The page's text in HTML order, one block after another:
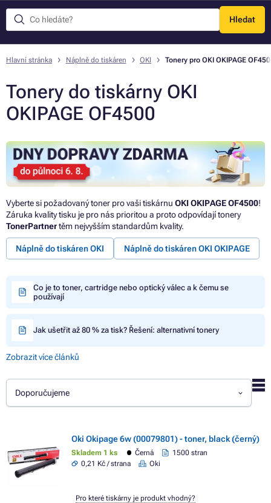
Hledat
Menu
Hlavní stránka Náplně do tiskáren OKI Tonery pro OKI OKIPAGE
Tonery do tiskárny OKI
OKIPAGE OF4500
Vyberte si požadovaný toner pro vaši tiskárnu OKI OKIPAGE OF4500!
Záruka kvality tisku je pro nás prioritou a proto odpovídají tonery
TonerPartnertěm nejvyšším standardům kvality.
Náplně do tiskáren OKI Náplně do tiskáren OKI OKIPAGE
Co je to toner, cartridge nebo optický válec a k čemu se
používají
Jak ušetřit až 80 % za tisk? Řešení: alternativní tonery
Zobrazit více článků
Doporučujeme
Oki Okipage 6w (00079801) - toner, black (černý)
Skladem 1 ks Černá
1500 stran
0,21 Kč / strana
Oki
Pro které tiskárny je produkt vhodný?